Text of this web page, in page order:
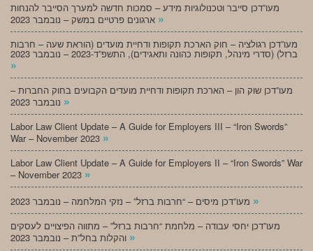
מעו”דכן סייבר וטכנולוגיות מידע – סמכות חדשה למערך הסייבר להנחות
»
מעו”דכן רגולציה – חוק הארכת תקופות ודחיית מועדים (הוראת שעה – חרבות
ברזל) (סדרי מינהל, תקופות כהונה ותאגידים), התשפ”ד-2023 – נובמבר 2023
»
מעו”דכן שוק הון – הארכת תקופות ודחיית מועדים הקבועים בחוק החברות –
»
Labor Law Client Update – A Guide for Employers III – “Iron Swords”
War – November 2023 »
Labor Law Client Update – A Guide for Employers II – “Iron Swords” War
– November 2023 »
»
מעו”דכן יחסי עבודה – מלחמת “חרבות ברזל” – מתווה הפיצויים לעסקים
»